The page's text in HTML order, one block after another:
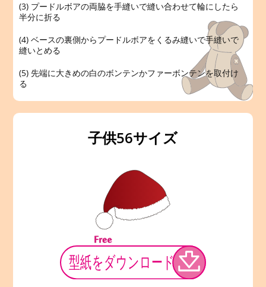
(3) プードルボアの両脇を手縫いで縫い合わせて輪にしたら
半分に折る
(4) ベースの裏側からプードルボアをくるみ縫いで手縫いで
縫いとめる
(5) 先端に大きめの白のボンテンかファーボンテンを取付け
る
子供56サイズ